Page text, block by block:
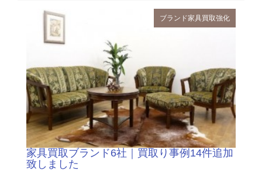
ブランド家具買取強化
家具買取ブランド6社｜買取り事例14件追加
致しました